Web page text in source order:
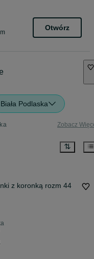
Otwórz
Biała Podlaska
Zobacz
z koronką rozm 44